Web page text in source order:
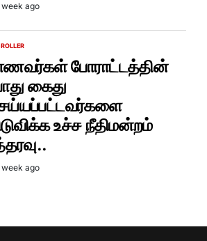
week ago
போராட்டத்தின்
கைது
உச்ச நீதிமன்றம்
week ago